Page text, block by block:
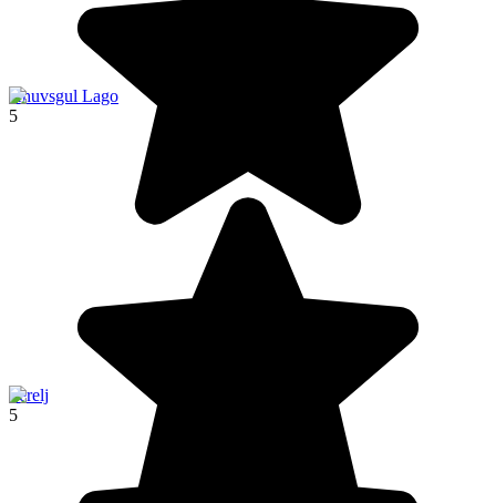
Khuvsgul Lago
5
Terelj
5